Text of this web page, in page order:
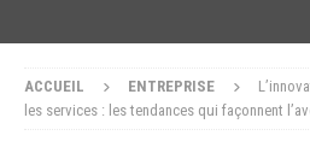
ACCUEIL ENTREPRISE
les services : les tendances qui façonnent